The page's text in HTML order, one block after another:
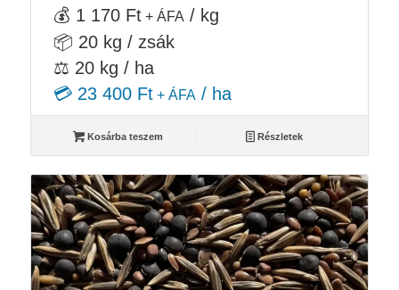
💰 1 170 Ft+ ÁFA / kg
📦 20 kg / zsák
⚖️ 20 kg / ha
💳 23 400 Ft+ ÁFA/ ha
Kosárba teszem Részletek